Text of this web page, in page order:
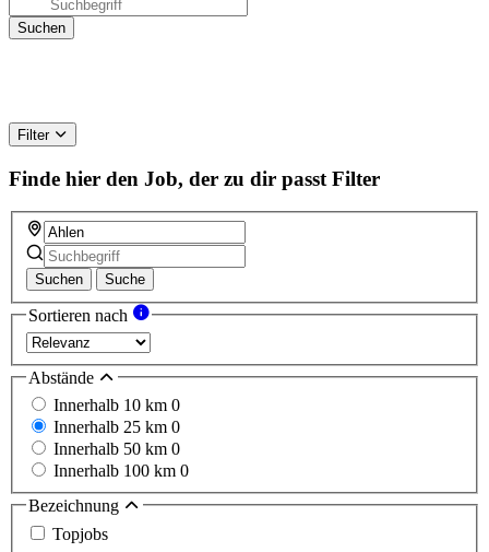
Filter
Finde hier den Job, der zu dir passt Filter
Suchen Suche
Sortieren nach
Abstände
Innerhalb 10 km 0
Innerhalb 25 km 0
Innerhalb 50 km 0
Innerhalb 100 km 0
Bezeichnung
Topjobs